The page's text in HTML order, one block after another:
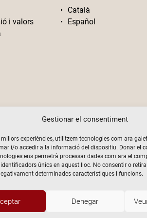
Gestionar el consentiment
millors experiències, utilitzem tecnologies com ara
i/o accedir a la informació del dispositiu. Donar el
ens permetrà processar dades com ara el
únics en aquest lloc. No consentir o
determinades característiques i funcions.
Denegar
i valors
Català
Español